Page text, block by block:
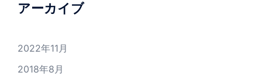
アーカイブ
2022年11月
2018年8月